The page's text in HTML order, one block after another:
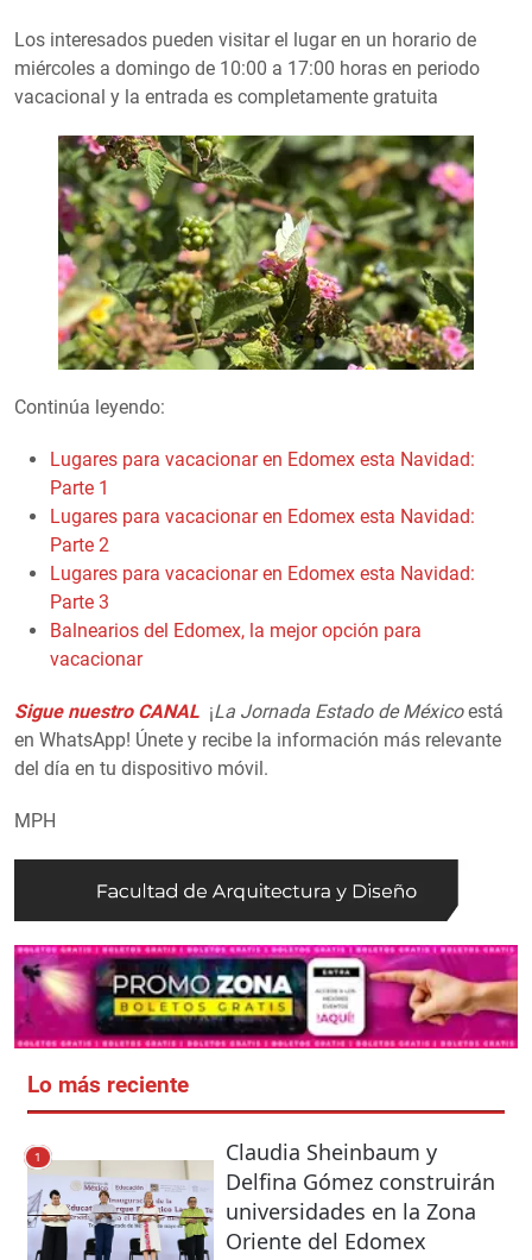
Los interesados pueden visitar el lugar en un horario de
miércoles a domingo de 10:00 a 17:00 horas en periodo
vacacional y la entrada es completamente gratuita
Continúa leyendo:
Lugares para vacacionar en Edomex esta Navidad:
Parte 1
Lugares para vacacionar en Edomex esta Navidad:
Parte 2
Lugares para vacacionar en Edomex esta Navidad:
Parte 3
Balnearios del Edomex, la mejor opción para
vacacionar
Sigue nuestro CANAL ¡La Jornada Estado de Méxicoestá
en WhatsApp! Únete y recibe la información más relevante
del día en tu dispositivo móvil.
MPH
Lo más reciente
1
Claudia Sheinbaum y
Delfina Gómez construirán
universidades en la Zona
Oriente del Edomex